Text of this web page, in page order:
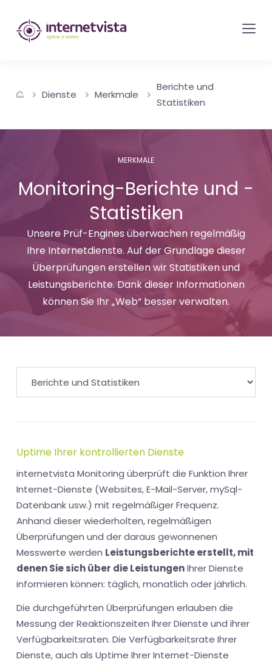
internetvista
Monitoring
von
und
-
Uptime
Money
Dienste Merkmale
Berichte und
Statistiken
MERKMALE
Monitoring-Berichte und -
Statistiken
Unsere Prüf-Engines überwachen regelmäßig
Ihre Internetdienste. Auf der Grundlage dieser
Überprüfungen erstellen wir Statistiken und
Leistungsberichte. Dank dieser Informationen
können Sie Ihr „Web“ besser verwalten.
Uptime Ihrer kontrollierten Dienste
internetvista Monitoring überprüft die Funktion Ihrer
Internet-Dienste (Websites, E-Mail-Server, mySql-
Datenbank usw.) mit regelmäßiger Frequenz.
Anhand dieser wiederholten, regelmäßigen
Überprüfungen und der daraus gewonnenen
Messwerte werden Leistungsberichte erstellt, mit
denen Sie sich über die LeistungenIhrer Dienste
informieren können: täglich, monatlich oder jährlich.
Die durchgeführten Überprüfungen erlauben die
Messung der Reaktionszeiten Ihrer Dienste und ihrer
Verfügbarkeitsraten. Die Verfügbarkeitsrate Ihrer
Dienste, auch als Uptime Ihrer Internet-Dienste